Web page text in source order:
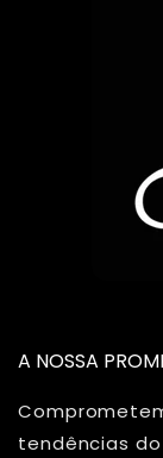
A NOSSA
tendências